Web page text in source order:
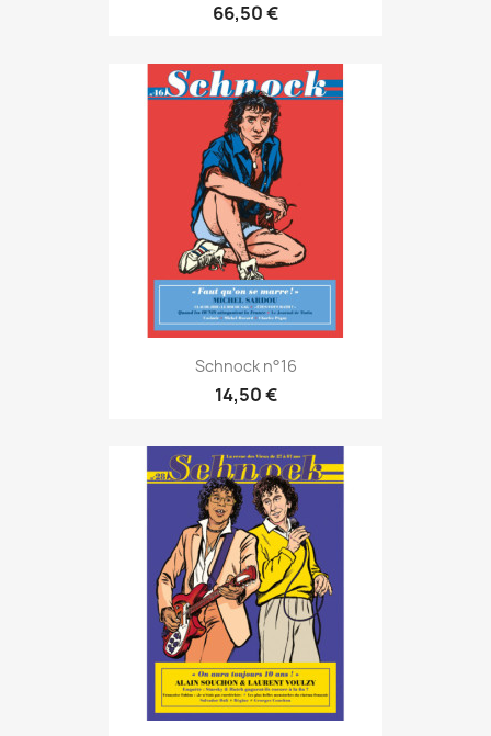
66,50 €
Schnock n°16
14,50 €